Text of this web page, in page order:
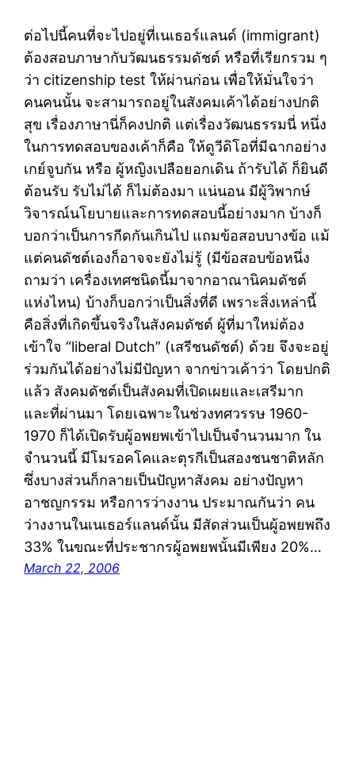
ต่อไปนี้คนที่จะไปอยู่ที่เนเธอร์แลนด์ (immigrant)
ต้องสอบภาษากับวัฒนธรรมดัชต์ หรือที่เรียกรวม ๆ
ว่า citizenship test ให้ผ่านก่อน เพื่อให้มั่นใจว่า
คนคนนั้น จะสามารถอยู่ในสังคมเค้าได้อย่างปกติ
สุข เรื่องภาษานี่ก็คงปกติ แต่เรื่องวัฒนธรรมนี่ หนึ่ง
ในการทดสอบของเค้าก็คือ ให้ดูวีดิโอที่มีฉากอย่าง
เกย์จูบกัน หรือ ผู้หญิงเปลือยอกเดิน ถ้ารับได้ ก็ยินดี
ต้อนรับ รับไม่ได้ ก็ไม่ต้องมา แน่นอน มีผู้วิพากษ์
วิจารณ์นโยบายและการทดสอบนี้อย่างมาก บ้างก็
บอกว่าเป็นการกีดกันเกินไป แถมข้อสอบบางข้อ แม้
แต่คนดัชต์เองก็อาจจะยังไม่รู้ (มีข้อสอบข้อหนึ่ง
ถามว่า เครื่องเทศชนิดนี้มาจากอาณานิคมดัชต์
แห่งไหน) บ้างก็บอกว่าเป็นสิ่งที่ดี เพราะสิ่งเหล่านี้
คือสิ่งที่เกิดขึ้นจริงในสังคมดัชต์ ผู้ที่มาใหม่ต้อง
เข้าใจ “liberal Dutch” (เสรีชนดัชต์) ด้วย จึงจะอยู่
ร่วมกันได้อย่างไม่มีปัญหา จากข่าวเค้าว่า โดยปกติ
แล้ว สังคมดัชต์เป็นสังคมที่เปิดเผยและเสรีมาก
และที่ผ่านมา โดยเฉพาะในช่วงทศวรรษ 1960-
1970 ก็ได้เปิดรับผู้อพยพเข้าไปเป็นจำนวนมาก ใน
จำนวนนี้ มีโมรอคโคและตุรกีเป็นสองชนชาติหลัก
ซึ่งบางส่วนก็กลายเป็นปัญหาสังคม อย่างปัญหา
อาชญกรรม หรือการว่างงาน ประมาณกันว่า คน
ว่างงานในเนเธอร์แลนด์นั้น มีสัดส่วนเป็นผู้อพยพถึง
33% ในขณะที่ประชากรผู้อพยพนั้นมีเพียง 20%…
March 22, 2006